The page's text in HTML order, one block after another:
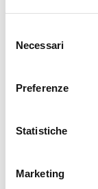
delNecessari
Preferenze
Statistiche
Marketing